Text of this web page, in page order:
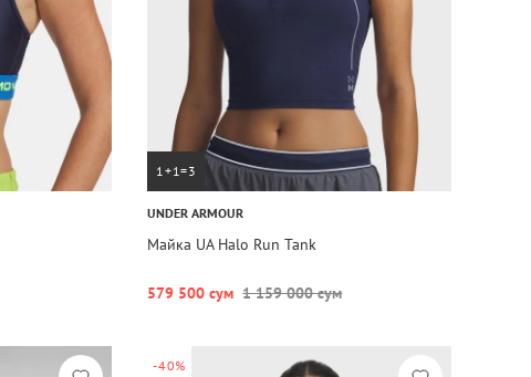
1+1=3
UNDER ARMOUR
Майка UA Halo Run Tank
579 500 сум 1 159 000 сум
-40%